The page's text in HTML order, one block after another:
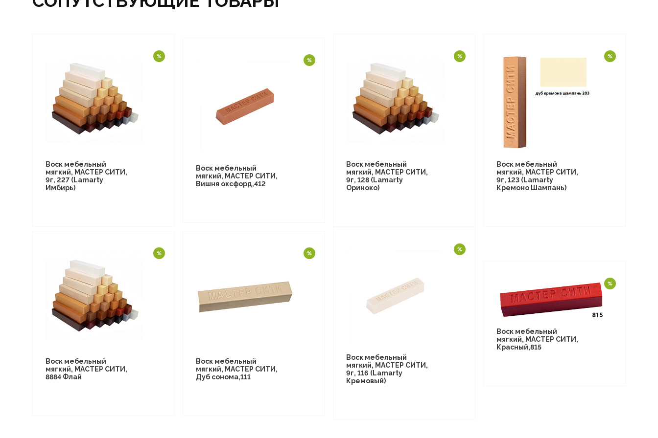
Воск мебельный
мягкий, МАСТЕР СИТИ,
9г, 227 (Lamarty
Имбирь)
Воск мебельный
мягкий, МАСТЕР СИТИ,
Вишня оксфорд,412
Воск мебельный
мягкий, МАСТЕР СИТИ,
9г, 128 (Lamarty
Ориноко)
Воск мебельный
мягкий, МАСТЕР СИТИ,
9г, 123 (Lamarty
Кремоно Шампань)
Воск мебельный
мягкий, МАСТЕР СИТИ,
8884 Флай
Воск мебельный
мягкий, МАСТЕР СИТИ,
Дуб сонома,111
Воск мебельный
мягкий, МАСТЕР СИТИ,
9г, 116 (Lamarty
Кремовый)
Воск мебельный
мягкий, МАСТЕР СИТИ,
Красный,815